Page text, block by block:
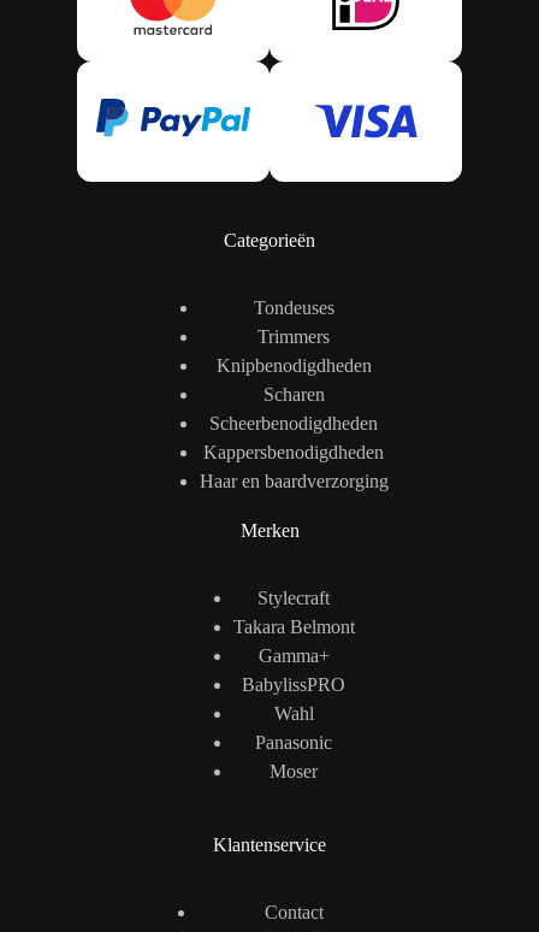
Categorieën
Tondeuses
Trimmers
Knipbenodigdheden
Scharen
Scheerbenodigdheden
Kappersbenodigdheden
Haar en baardverzorging
Merken
Stylecraft
Takara Belmont
Gamma+
BabylissPRO
Wahl
Panasonic
Moser
Klantenservice
Contact